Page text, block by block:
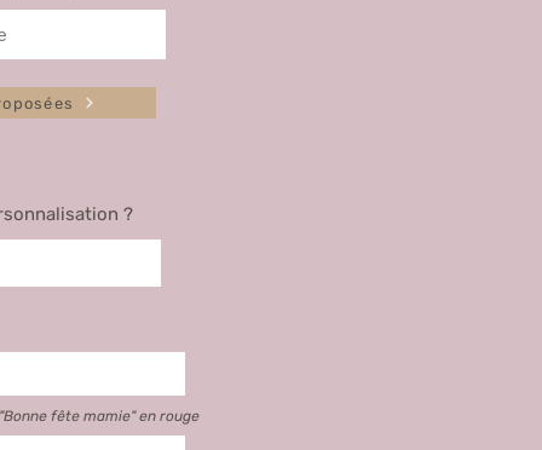
?
fête mamie" en rouge